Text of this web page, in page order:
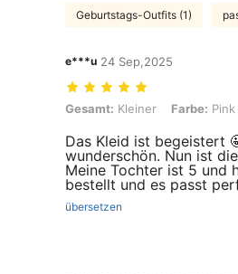
Geburtstags-Outfits (1)
e***u 24 Sep,2025
Gesamt: Kleiner, Farbe: Pink,
Gesamt: Kleiner Farbe: Pink
Das Kleid ist begeistert
wunderschön. Nun ist
Meine Tochter ist 5 und
bestellt und es passt
übersetzen